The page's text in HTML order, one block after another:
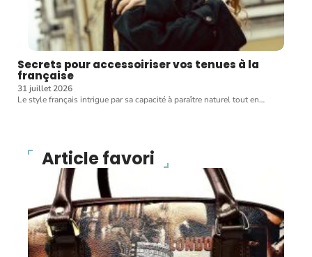
Secrets pour accessoiriser vos tenues à la
française
31 juillet 2026
Le style français intrigue par sa capacité à paraître naturel tout en…
Article favori